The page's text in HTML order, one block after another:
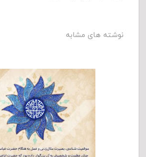
نوشته های مشابه